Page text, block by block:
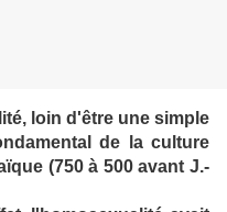
loin d'être une simple
de la culture
(750 à 500 avant J.-